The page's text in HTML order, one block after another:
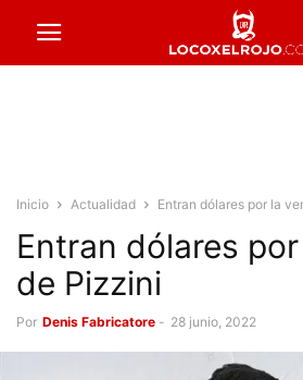
Inicio Actualidad Entran dólares por la
Entran dólares
de Pizzini
Por Denis Fabricatore - 28 junio, 2022